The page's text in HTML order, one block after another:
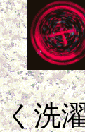
く洗